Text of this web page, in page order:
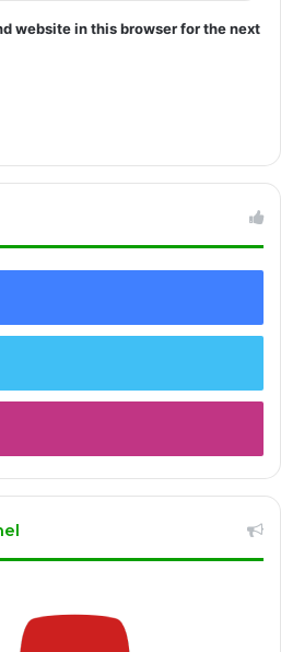
website in this browser for the next